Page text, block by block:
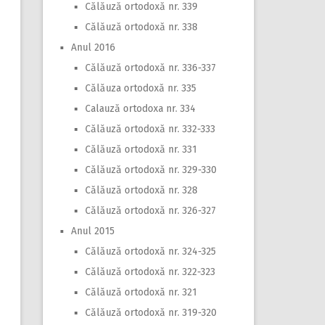
Călăuză ortodoxă nr. 339
Călăuză ortodoxă nr. 338
Anul 2016
Călăuză ortodoxă nr. 336-337
Călăuza ortodoxă nr. 335
Calauză ortodoxa nr. 334
Călăuză ortodoxă nr. 332-333
Călăuză ortodoxă nr. 331
Călăuză ortodoxă nr. 329-330
Călăuză ortodoxă nr. 328
Călăuză ortodoxă nr. 326-327
Anul 2015
Călăuză ortodoxă nr. 324-325
Călăuză ortodoxă nr. 322-323
Călăuză ortodoxă nr. 321
Călăuză ortodoxă nr. 319-320